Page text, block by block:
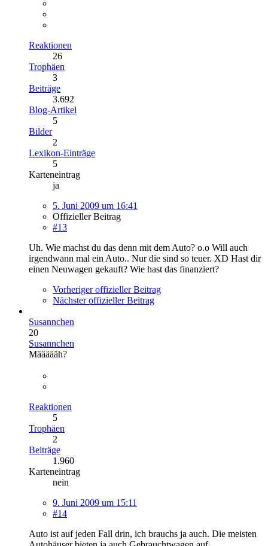
Reaktionen
26
Trophäen
3
Beiträge
3.692
Blog-Artikel
5
Bilder
2
Lexikon-Einträge
5
Karteneintrag
ja
5. Juni 2009 um 16:41
Offizieller Beitrag
#13
Uh. Wie machst du das denn mit dem Auto? o.o Will auch
irgendwann mal ein Auto.. Nur die sind so teuer. XD Hast dir
einen Neuwagen gekauft? Wie hast das finanziert?
Vorheriger offizieller Beitrag
Nächster offizieller Beitrag
Susannchen
20
Susannchen
Määäääh?
Reaktionen
5
Trophäen
2
Beiträge
1.960
Karteneintrag
nein
9. Juni 2009 um 15:11
#14
Auto ist auf jeden Fall drin, ich brauchs ja auch. Die meisten